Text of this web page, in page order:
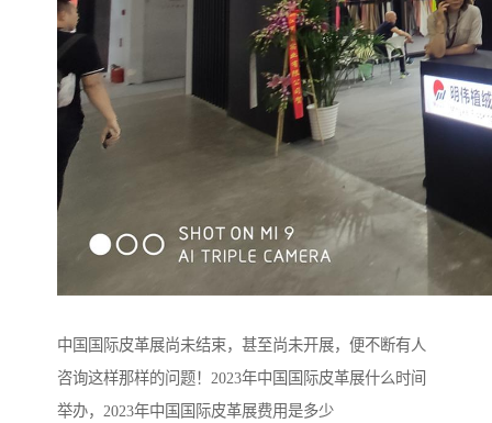
中国国际皮革展尚未结束，甚至尚未开展，便不断有人
咨询这样那样的问题！2023年中国国际皮革展什么时间
举办，2023年中国国际皮革展费用是多少